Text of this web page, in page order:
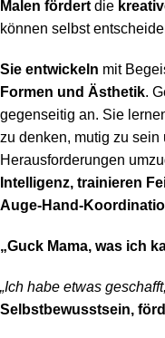
Malen fördert die
können selbst
Sie entwickeln mit
Formen und Ästhetik.
gegenseitig an. Sie
zu denken, mutig zu
Herausforderungen
Intelligenz, trainieren
Auge-Hand-
„Guck Mama, was ich
„Ich habe etwas
Selbstbewusstsein,